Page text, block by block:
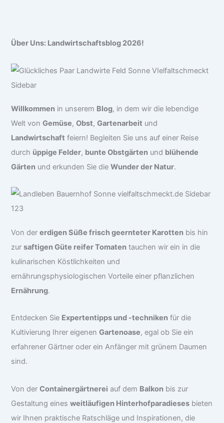
Über Uns: Landwirtschaftsblog 2026!
Willkommen in unserem Blog, in dem wir die lebendige
Welt vonGemüse,Obst,Gartenarbeit und
Landwirtschaft feiern! Begleiten Sie uns auf einer Reise
durch üppige Felder, bunte Obstgärten und blühende
Gärten und erkunden Sie dieWunder der Natur.
Von dererdigen Süße frisch geernteter Karotten bis hin
zursaftigen Güte reifer Tomaten tauchen wir ein in die
kulinarischen Köstlichkeiten und
ernährungsphysiologischen Vorteile einer pflanzlichen
Ernährung.
Entdecken Sie Expertentipps und -techniken für die
Kultivierung Ihrer eigenenGartenoase, egal ob Sie ein
erfahrener Gärtner oder ein Anfänger mit grünem Daumen
sind.
Von derContainergärtnerei auf dem Balkon bis zur
Gestaltung einesweitläufigen Hinterhofparadieses bieten
wir Ihnen praktische Ratschläge und Inspirationen, die